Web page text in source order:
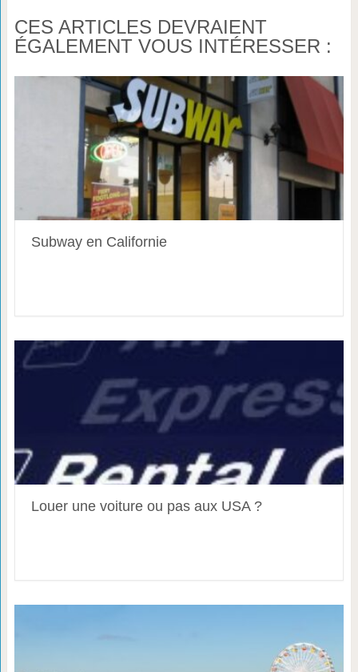
CES ARTICLES DEVRAIENT
ÉGALEMENT VOUS INTÉRESSER :
Subway en Californie
Louer une voiture ou pas aux USA ?